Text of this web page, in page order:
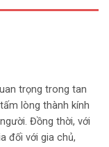
trọng trong tan
lòng thành kính
Đồng thời, với
đối với gia chủ,